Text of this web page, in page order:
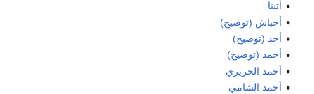
أثينا
أحباش (توضيح)
أحد (توضيح)
أحمد (توضيح)
أحمد الحريري
أحمد الشامي